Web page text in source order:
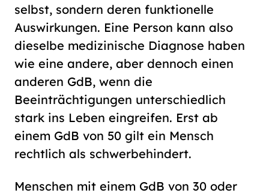
selbst, sondern deren funktionelle
Auswirkungen. Eine Person kann also
dieselbe medizinische Diagnose haben
wie eine andere, aber dennoch einen
anderen GdB, wenn die
Beeinträchtigungen unterschiedlich
stark ins Leben eingreifen. Erst ab
einem GdB von 50 gilt ein Mensch
rechtlich als schwerbehindert.
Menschen mit einem GdB von 30 oder